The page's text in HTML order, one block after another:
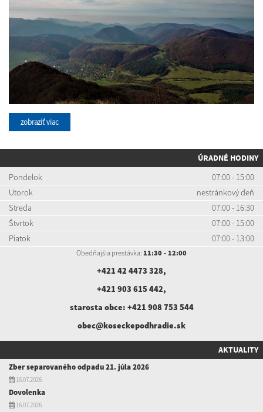
zobraziť viac
ÚRADNÉ HODINY
Pondelok
07:00 - 15:00
Utorok
nestránkový deň
Streda
07:00 - 16:30
Štvrtok
07:00 - 15:00
Piatok
07:00 - 13:00
Obedňajšia prestávka: 11:30 - 12:00
+421 42 4473 328,
+421 903 615 442,
starosta obce: +421 908 753 544
obec@koseckepodhradie.sk
AKTUALITY
Zber separovaného odpadu 21. júla 2026
16.07.2026
Dovolenka
16.07.2026